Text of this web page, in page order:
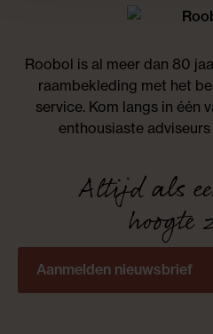
Roobol is al meer dan 80
raambekleding met het
service. Kom langs in één
enthousiaste
Altijd als
Aanmelden nieuwsbrief